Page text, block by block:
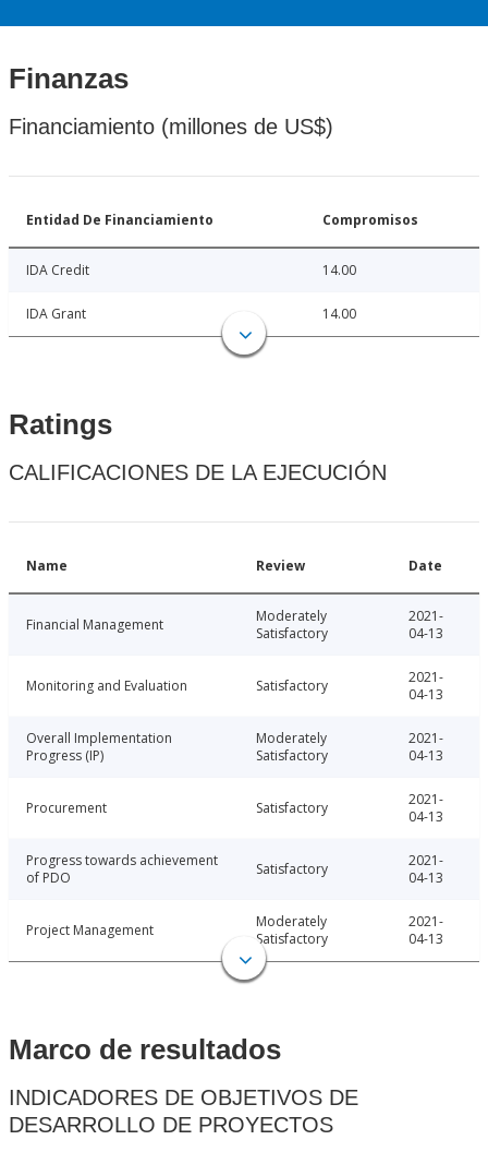
Finanzas
Financiamiento (millones de US$)
Entidad De Financiamiento Compromisos
IDA Credit 14.00
IDA Grant 14.00
Ratings
CALIFICACIONES DE LA EJECUCIÓN
Name Review Date
Financial Management
Moderately
Satisfactory
2021-
04-13
Monitoring and Evaluation Satisfactory
2021-
04-13
Overall Implementation
Progress (IP)
Moderately
Satisfactory
2021-
04-13
Procurement Satisfactory
2021-
04-13
Progress towards achievement
of PDO
Satisfactory
2021-
04-13
Project Management
Moderately
Satisfactory
2021-
04-13
Marco de resultados
INDICADORES DE OBJETIVOS DE
DESARROLLO DE PROYECTOS